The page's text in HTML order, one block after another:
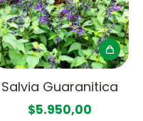
Salvia Guaranitica
$5.950,00